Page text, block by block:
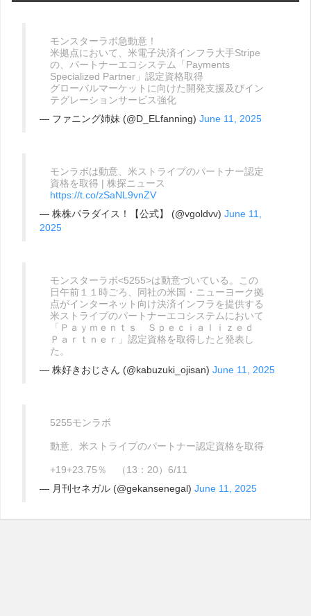
モンスターラボ急動意！
米拠点において、米電子決済インフラ大手Stripe
の、パートナーエコシステム「Payments
Specialized Partner」認定資格取得
グローバルマーケットに向けた開発支援及びイン
テグレーションサービス強化
— ファニング姉妹 (@D_ELfanning) June 11, 2025
モンラボは動意、米ストライプのパートナー認定
資格を取得 | 株探ニュース
https://t.co/zSaNL9vnZV
— 株株パラダイス！【公式】 (@vgoldvv) June 11,
2025
モンスターラボ<5255>は動意づいている。この
日午前１１時ごろ、同社の米国・ニューヨーク拠
点がインターネット向け決済インフラを提供する
米ストライプのパートナーエコシステムにおいて
「Ｐａｙｍｅｎｔｓ Ｓｐｅｃｉａｌｉｚｅｄ
Ｐａｒｔｎｅｒ」認定資格を取得したと発表し
た。
— 株好きおじさん (@kabuzuki_ojisan) June 11, 2025
5255モンラボ
動意、米ストライプのパートナー認定資格を取得
+19+23.75％ （13：20）6/11
— 月刊セネガル (@gekansenegal) June 11, 2025